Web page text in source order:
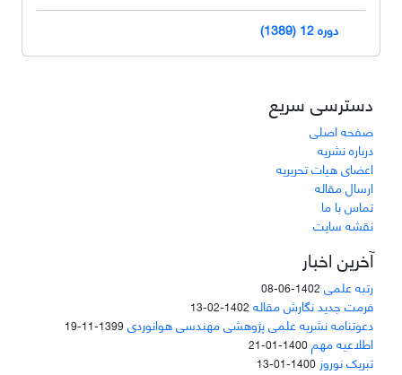
دوره 12 (1389)
دسترسی سریع
صفحه اصلی
درباره نشریه
اعضای هیات تحریریه
ارسال مقاله
تماس با ما
نقشه سایت
آخرین اخبار
رتبه علمی 1402-06-08
فرمت جدید نگارش مقاله 1402-02-13
دعوتنامه نشریه علمی پژوهشی مهندسی هوانوردی1399-11-19
اطلاعیه مهم1400-01-21
تبریک نوروز 1400-01-13